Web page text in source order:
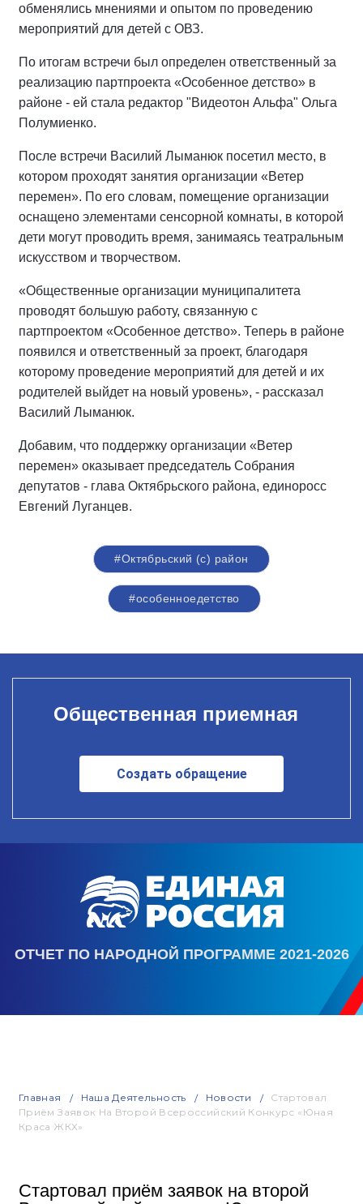
обменялись мнениями и опытом по проведению
мероприятий для детей с ОВЗ.
По итогам встречи был определен ответственный за
реализацию партпроекта «Особенное детство» в
районе - ей стала редактор "Видеотон Альфа" Ольга
Полумиенко.
После встречи Василий Лыманюк посетил место, в
котором проходят занятия организации «Ветер
перемен». По его словам, помещение организации
оснащено элементами сенсорной комнаты, в которой
дети могут проводить время, занимаясь театральным
искусством и творчеством.
«Общественные организации муниципалитета
проводят большую работу, связанную с
партпроектом «Особенное детство». Теперь в районе
появился и ответственный за проект, благодаря
которому проведение мероприятий для детей и их
родителей выйдет на новый уровень», - рассказал
Василий Лыманюк.
Добавим, что поддержку организации «Ветер
перемен» оказывает председатель Собрания
депутатов - глава Октябрьского района, единоросс
Евгений Луганцев.
#Октябрьский (с) район
#особенноедетство
Общественная приемная
Создать обращение
ОТЧЕТ ПО НАРОДНОЙ ПРОГРАММЕ 2021-2026
Главная Наша Деятельность Новости
Стартовал
Приём Заявок На Второй Всероссийский Конкурс «Юная
Краса ЖКХ»
Стартовал приём заявок на второй